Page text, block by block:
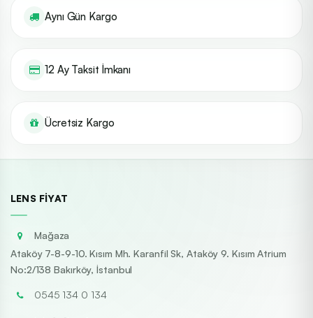
Aynı Gün Kargo
12 Ay Taksit İmkanı
Ücretsiz Kargo
LENS FIYAT
Mağaza
Ataköy 7-8-9-10. Kısım Mh. Karanfil Sk, Ataköy 9. Kısım Atrium
No:2/138 Bakırköy, İstanbul
0545 134 0 134